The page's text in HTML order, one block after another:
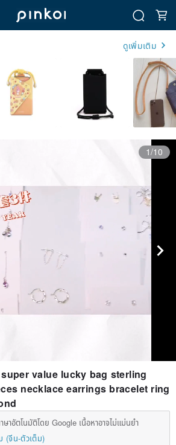
ดูเพิ่มเติม
1/10
value lucky bag sterling
necklace earrings bracelet ring
าอัตโนมัติโดย Google เนื้อหาอาจไม่แม่นยำ
(จีน-ตัวเต็ม)